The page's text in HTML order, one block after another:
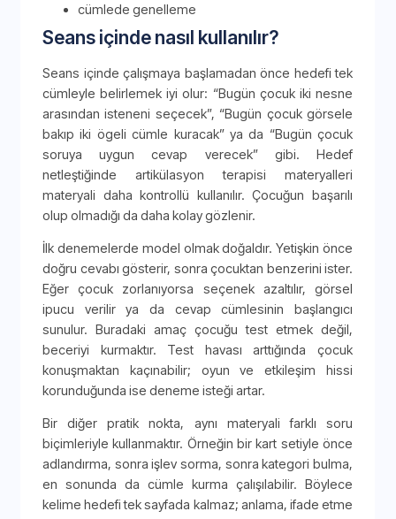
cümlede genelleme
Seans içinde nasıl kullanılır?
Seans içinde çalışmaya başlamadan önce hedefi tek
cümleyle belirlemek iyi olur: “Bugün çocuk iki nesne
arasından isteneni seçecek”, “Bugün çocuk görsele
bakıp iki ögeli cümle kuracak” ya da “Bugün çocuk
soruya uygun cevap verecek” gibi. Hedef
netleştiğinde artikülasyon terapisi materyalleri
materyali daha kontrollü kullanılır. Çocuğun başarılı
olup olmadığı da daha kolay gözlenir.
İlk denemelerde model olmak doğaldır. Yetişkin önce
doğru cevabı gösterir, sonra çocuktan benzerini ister.
Eğer çocuk zorlanıyorsa seçenek azaltılır, görsel
ipucu verilir ya da cevap cümlesinin başlangıcı
sunulur. Buradaki amaç çocuğu test etmek değil,
beceriyi kurmaktır. Test havası arttığında çocuk
konuşmaktan kaçınabilir; oyun ve etkileşim hissi
korunduğunda ise deneme isteği artar.
Bir diğer pratik nokta, aynı materyali farklı soru
biçimleriyle kullanmaktır. Örneğin bir kart setiyle önce
adlandırma, sonra işlev sorma, sonra kategori bulma,
en sonunda da cümle kurma çalışılabilir. Böylece
kelime hedefi tek sayfada kalmaz; anlama, ifade etme